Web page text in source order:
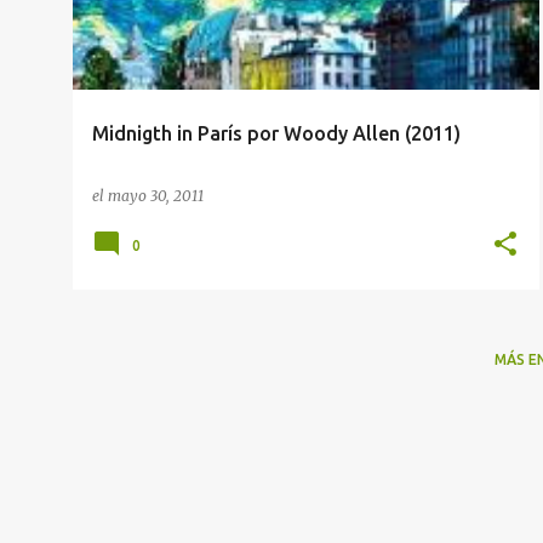
r
a
d
Midnigth in París por Woody Allen (2011)
el mayo 30, 2011
0
MÁS